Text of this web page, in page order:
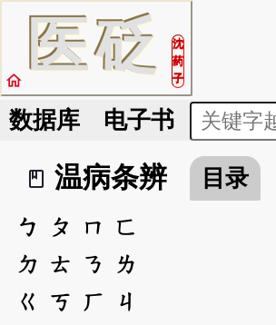
医砭
沈
药
子
home
数据库 电子书
book_2
温病条辨 目录
ㄅ
ㄆ ㄇ
ㄈ
ㄉ ㄊ ㄋ
ㄌ
ㄍ
ㄎ ㄏ
ㄐ